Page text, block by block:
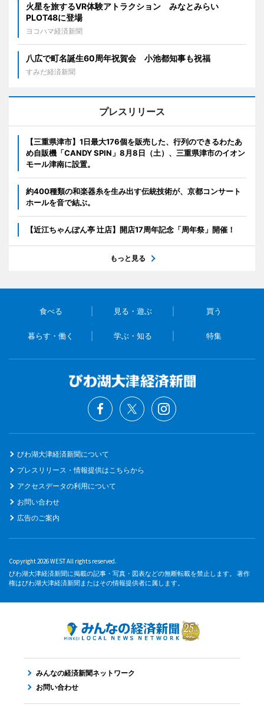
火星を旅するVR体験アトラクション みなとみらい
PLOT48に登場
ヨコハマ経済新聞
八広で町名誕生60周年祝賀会 小池都知事も祝福
すみだ経済新聞
プレスリリース
【三重県津市】1日最大176個を販売した、行列のできるわたあ
め自販機「CANDY SPIN」8月8日（土）、三重県津市のイオン
モール津南に設置。
約400種類の和楽器糸を生み出す伝統技術が、京都コンサート
ホールを音で結ぶ。
【近江ちゃんぽん亭 辻店】開店17周年記念「周年祭」開催！
もっと見る
食べる 見る・遊ぶ 買う
暮らす・働く 学ぶ・知る 特集
びわ湖大津経済新聞について
プレスリリース・情報提供はこちらから
アクセスデータの利用について
お問い合わせ
広告のご案内
Copyright 2026 WEST All rights reserved.
びわ湖大津経済新聞に掲載の記事・写真・図表などの無断転載を禁止します。 著作
権はびわ湖大津経済新聞またはその情報提供者に属します。
みんなの経済新聞ネットワーク
お問い合わせ